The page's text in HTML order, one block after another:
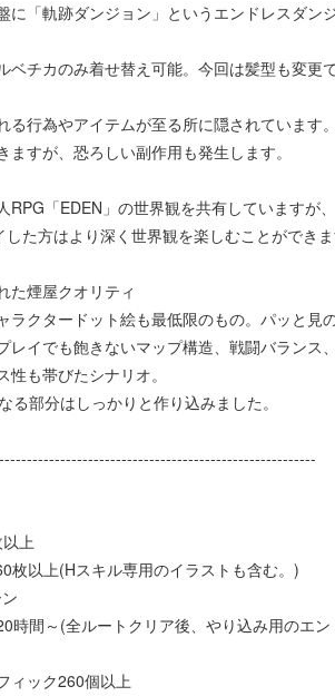
に「軌跡ダンジョン」というエンドレスダン
ベチカのみ着せ替え可能。今回は髪型も変更
る行為やアイテムが至る所に隠されていま
ますが、恐ろしい副作用も発生します。
RPG「EDEN」の世界観を共有しています
した方はより深く世界観を楽しむことができ
た煙屋クオリティ
ラクタードット絵も最低限のもの。パッと見
レイでも飽きないマップ構造、戦闘バラン
性も帯びたシナリオ。
る部分はしっかりと作り込みました。
上
枚以上(Hスキル専用のイラストも含む。)
時間～(全ルートクリア後、やり込み用のエ
ィック260個以上